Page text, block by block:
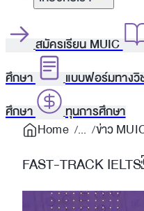
สมัครเรียน MUIC
ศึกษา
แบบฟอร์มทาง
ศึกษา
ทุนการศึกษา
Home
ข่าว
FAST-TRACK